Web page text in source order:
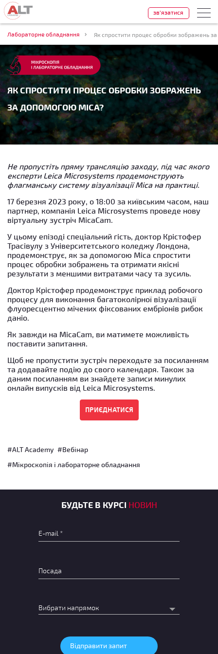
Лабораторне обладнання Як спростити процес обробки зображень
ЯК СПРОСТИТИ ПРОЦЕС ОБРОБКИ ЗОБРАЖЕНЬ
ЗА ДОПОМОГОЮ MICA?
зв'язатися
Не пропустіть пряму трансляцію заходу, під час якого
експерти Leica Microsystems продемонструють
флагманську систему візуалізації Mica на практиці.
17 березня 2023 року, о 18:00 за київським часом, наш
партнер, компанія Leica Microsystems проведе нову
віртуальну зустріч MicaCam.
У цьому епізоді спеціальний гість, доктор Крістофер
Трасівулу з Університетського коледжу Лондона,
продемонструє, як за допомогою Mica спростити
процес обробки зображень та отримати якісні
результати з меншими витратами часу та зусиль.
Доктор Крістофер продемонструє приклад робочого
процесу для виконання багатоколірної візуалізації
флуоресцентно мічених фіксованих ембріонів рибок
даніо.
Як завжди на MicaCam, ви матимете можливість
поставити запитання.
Щоб не пропустити зустріч переходьте за посиланням
та додавайте подію до свого календаря. Також за
даним посиланням ви знайдете записи минулих
онлайн випусків від Leica Microsystems.
#ALT Academy #Вебінар
#Мікроскопія і лабораторне обладнання
БУДЬТЕ В КУРСІ НОВИН